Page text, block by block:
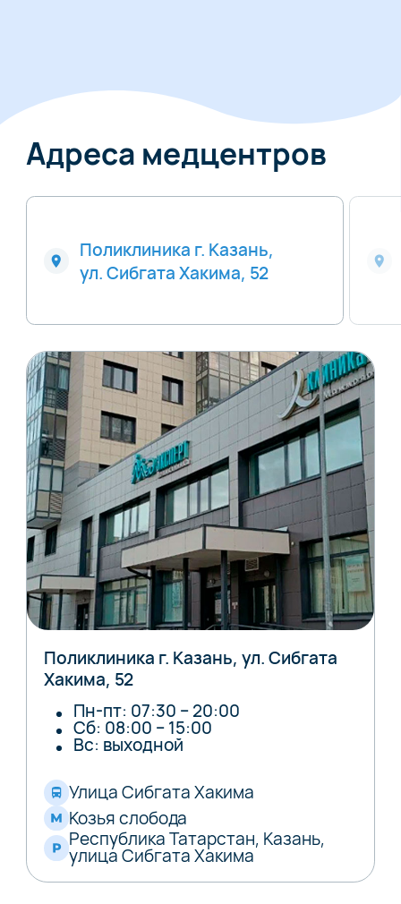
Адреса медцентров
Поликлиника г. Казань,
ул. Сибгата Хакима, 52
Поликлиника г. Казань, ул. Сибгата
Хакима, 52
Пн-пт: 07:30 – 20:00
Сб: 08:00 – 15:00
Вс: выходной
Улица Сибгата Хакима
Козья слобода
Республика Татарстан, Казань,
улица Сибгата Хакима